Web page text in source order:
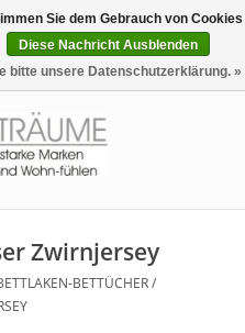
0 Artikel - €0,00
Zwirnjersey
BETTÜCHER/
Sie dem Gebrauch von Cookies
Diese Nachricht Ausblenden
bitte unsere Datenschutzerklärung. »